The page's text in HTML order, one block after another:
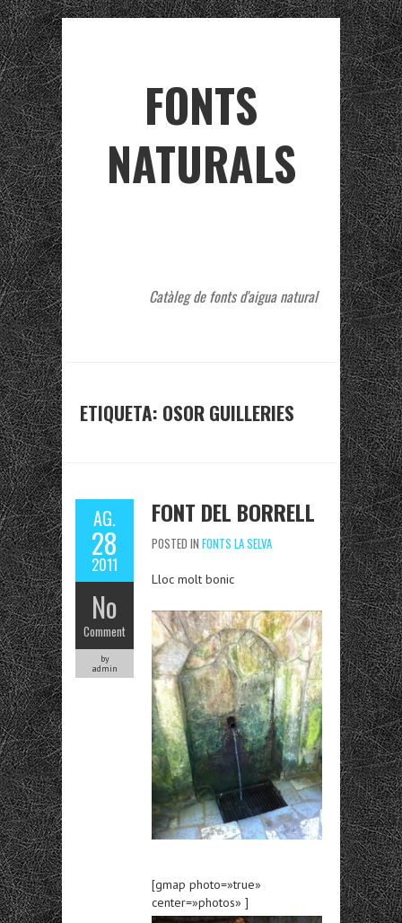
FONTS
NATURALS
Catàleg de fonts d'aigua natural
ETIQUETA: OSOR GUILLERIES
AG.
28
2011
No
Comment
by
admin
FONT DEL BORRELL
POSTED IN FONTS LA SELVA
Lloc molt bonic
[gmap photo=»true»
center=»photos» ]